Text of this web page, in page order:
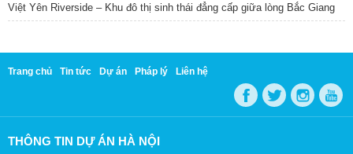
Việt Yên Riverside – Khu đô thị sinh thái đẳng cấp giữa lòng Bắc Giang
Trang chủ Tin tức Dự án Pháp lý Liên hệ
THÔNG TIN DỰ ÁN HÀ NỘI